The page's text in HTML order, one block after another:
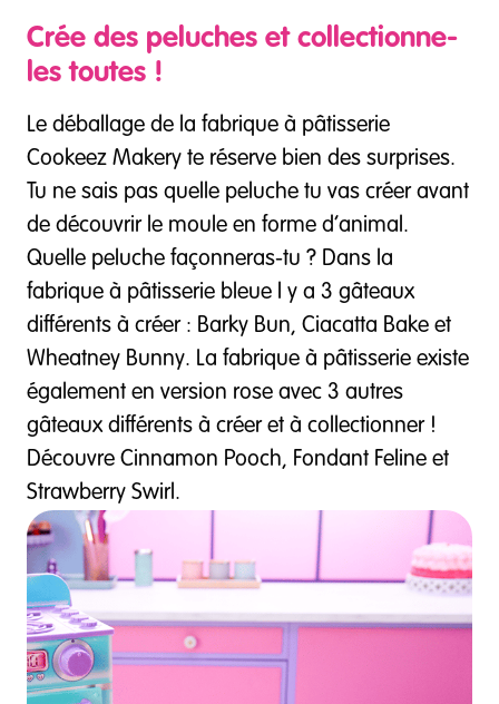
Crée des peluches et collectionne-
les toutes !
Le déballage de la fabrique à pâtisserie
Cookeez Makery te réserve bien des surprises.
Tu ne sais pas quelle peluche tu vas créer avant
de découvrir le moule en forme d’animal.
Quelle peluche façonneras-tu ? Dans la
fabrique à pâtisserie bleue l y a 3 gâteaux
différents à créer : Barky Bun, Ciacatta Bake et
Wheatney Bunny. La fabrique à pâtisserie existe
également en version rose avec 3 autres
gâteaux différents à créer et à collectionner !
Découvre Cinnamon Pooch, Fondant Feline et
Strawberry Swirl.